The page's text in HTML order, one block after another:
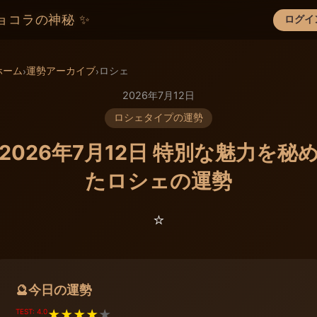
コラの神秘 ✨ ログイ
×
ーム›運勢アーカイブ›ロシェ
2026年7月12日
ロシェタイプの運勢
年7月12日 特別な魅力を秘
たロシェの運勢
⭐️
🔮今日の運勢
TEST: 4.0